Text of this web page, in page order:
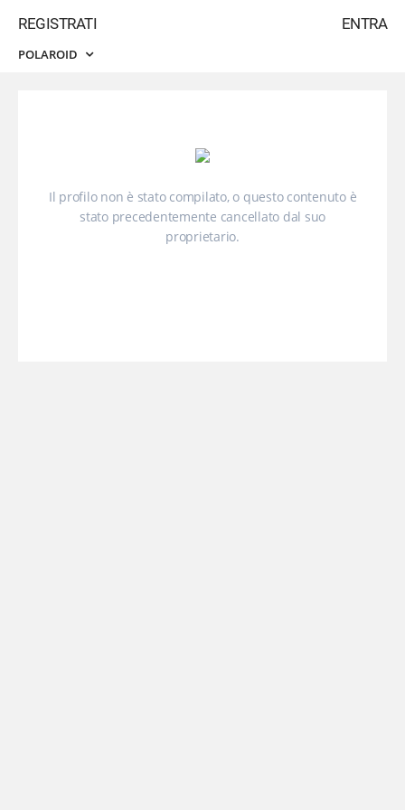
ENTRA
REGISTRATI
POLAROID
Il profilo non è stato compilato, o questo contenuto è
stato precedentemente cancellato dal suo
proprietario.